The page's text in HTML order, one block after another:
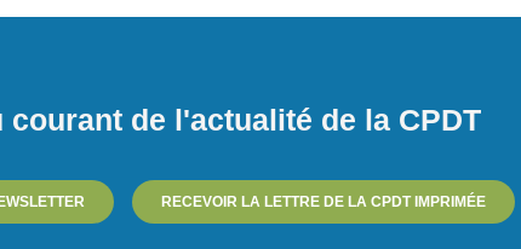
courant de l'actualité de la CPDT
RECEVOIR LA LETTRE DE LA CPDT IMPRIMÉE